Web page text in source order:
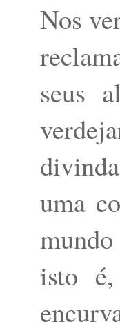
Nos
seus
uma
isto